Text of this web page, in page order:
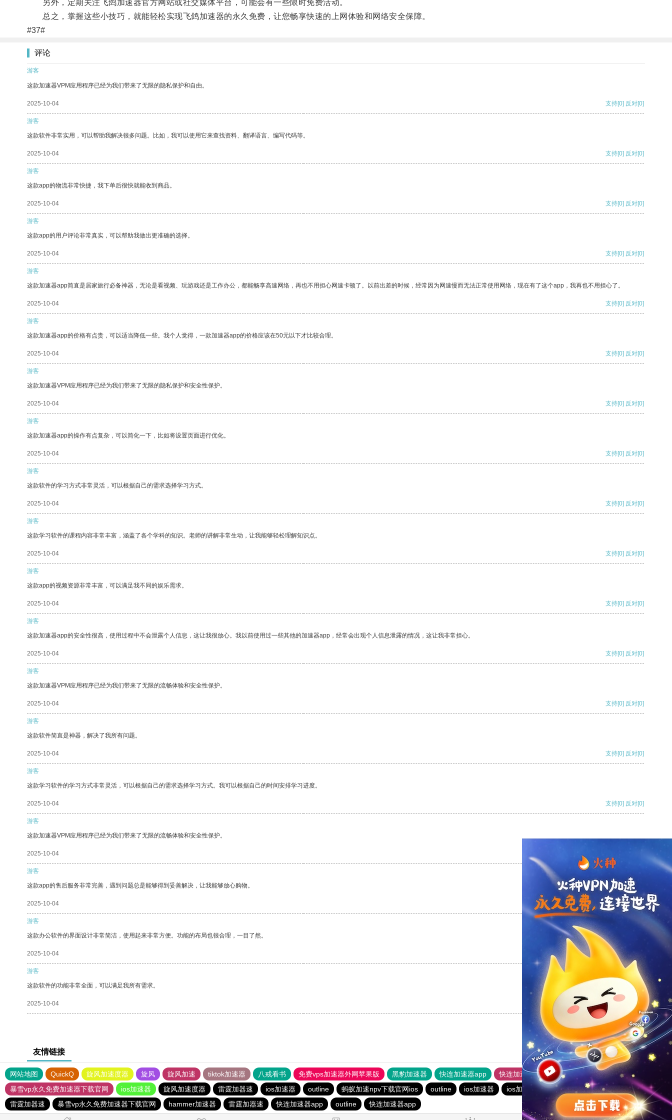
另外，定期关注飞鸽加速器官方网站或社交媒体平台，可能会有一些限时免费活动。
总之，掌握这些小技巧，就能轻松实现飞鸽加速器的永久免费，让您畅享快速的上网体验和网络安全保障。
#37#
评论
游客
这款加速器VPM应用程序已经为我们带来了无限的隐私保护和自由。
2025-10-04 支持[0] 反对[0]
游客
这款软件非常实用，可以帮助我解决很多问题。比如，我可以使用它来查找资料、翻译语言、编写代码等。
2025-10-04 支持[0] 反对[0]
游客
这款app的物流非常快捷，我下单后很快就能收到商品。
2025-10-04 支持[0] 反对[0]
游客
这款app的用户评论非常真实，可以帮助我做出更准确的选择。
2025-10-04 支持[0] 反对[0]
游客
这款加速器app简直是居家旅行必备神器，无论是看视频、玩游戏还是工作办公，都能畅享高速网络，再也不用担心网速卡顿了。以前出差的时候，经常因为网速慢而无法正常使用网络，现在有了这个app，我再也不用担心了。
2025-10-04 支持[0] 反对[0]
游客
这款加速器app的价格有点贵，可以适当降低一些。我个人觉得，一款加速器app的价格应该在50元以下才比较合理。
2025-10-04 支持[0] 反对[0]
游客
这款加速器VPM应用程序已经为我们带来了无限的隐私保护和安全性保护。
2025-10-04 支持[0] 反对[0]
游客
这款加速器app的操作有点复杂，可以简化一下，比如将设置页面进行优化。
2025-10-04 支持[0] 反对[0]
游客
这款软件的学习方式非常灵活，可以根据自己的需求选择学习方式。
2025-10-04 支持[0] 反对[0]
游客
这款学习软件的课程内容非常丰富，涵盖了各个学科的知识。老师的讲解非常生动，让我能够轻松理解知识点。
2025-10-04 支持[0] 反对[0]
游客
这款app的视频资源非常丰富，可以满足我不同的娱乐需求。
2025-10-04 支持[0] 反对[0]
游客
这款加速器app的安全性很高，使用过程中不会泄露个人信息，这让我很放心。我以前使用过一些其他的加速器app，经常会出现个人信息泄露的情况，这让我非常担心。
2025-10-04 支持[0] 反对[0]
游客
这款加速器VPM应用程序已经为我们带来了无限的流畅体验和安全性保护。
2025-10-04 支持[0] 反对[0]
游客
这款软件简直是神器，解决了我所有问题。
2025-10-04 支持[0] 反对[0]
游客
这款学习软件的学习方式非常灵活，可以根据自己的需求选择学习方式。我可以根据自己的时间安排学习进度。
2025-10-04 支持[0] 反对[0]
游客
这款加速器VPM应用程序已经为我们带来了无限的流畅体验和安全性保护。
2025-10-04
游客
这款app的售后服务非常完善，遇到问题总是能够得到妥善解决，让我能够放心购物。
2025-10-04 支持 [0] 反对[0]
游客
这款办公软件的界面设计非常简洁，使用起来非常方便。功能的布局也很合理，一目了然。
2025-10-04 支持[0] 反对
游客
这款软件的功能非常全面，可以满足我所有需求。
2025-10-04 支持[0] 反对[0]
友情链接
网站地图 QuickQ 旋风加速度器 旋风 旋风加速 tiktok加速器 八戒看书 免费vps加速器外网苹果版 黑豹加速器 快连加速器app 快连加速器app 旋风加速度器
一元机场
暴雪vp永久免费加速器下载官网
ios加速器 旋风加速度器 雷霆加器速 ios加速器 outline 蚂蚁加速npv下载官网ios outline ios加速器 ios加速器 黑洞加速
极光加速器
雷霆加器速
暴雪vp永久免费加速器下载官网 hammer加速器 雷霆加器速 快连加速器app outline 快连加速器app